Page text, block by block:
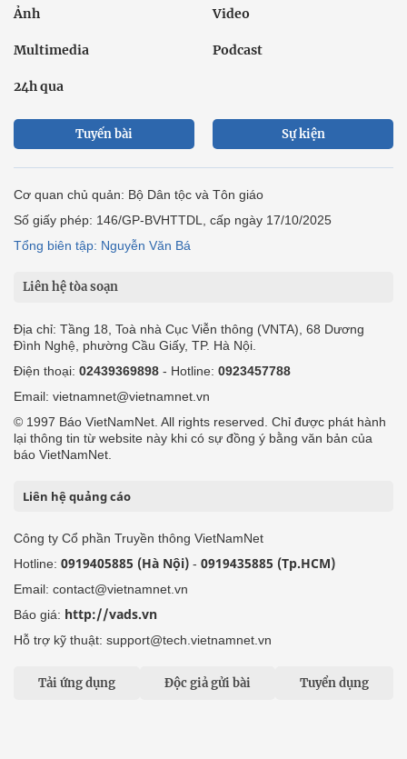
Ảnh Video
Multimedia Podcast
24h qua
Tuyến bài Sự kiện
Cơ quan chủ quản: Bộ Dân tộc và Tôn giáo
Số giấy phép: 146/GP-BVHTTDL, cấp ngày 17/10/2025
Tổng biên tập: Nguyễn Văn Bá
Liên hệ tòa soạn
Địa chỉ: Tầng 18, Toà nhà Cục Viễn thông (VNTA), 68 Dương
Đình Nghệ, phường Cầu Giấy, TP. Hà Nội.
Điện thoại: 02439369898 - Hotline: 0923457788
Email: vietnamnet@vietnamnet.vn
© 1997 Báo VietNamNet. All rights reserved. Chỉ được phát hành
lại thông tin từ website này khi có sự đồng ý bằng văn bản của
báo VietNamNet.
Liên hệ quảng cáo
Công ty Cổ phần Truyền thông VietNamNet
Hotline: 0919405885 (Hà Nội) - 0919435885 (Tp.HCM)
Email: contact@vietnamnet.vn
Báo giá: http://vads.vn
Hỗ trợ kỹ thuật: support@tech.vietnamnet.vn
Tải ứng dụng Độc giả gửi bài Tuyển dụng